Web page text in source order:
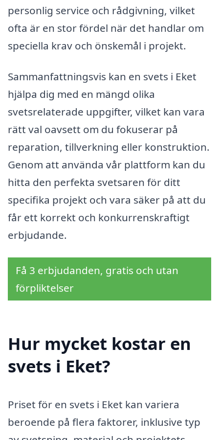
personlig service och rådgivning, vilket
ofta är en stor fördel när det handlar om
speciella krav och önskemål i projekt.
Sammanfattningsvis kan en svets i Eket
hjälpa dig med en mängd olika
svetsrelaterade uppgifter, vilket kan vara
rätt val oavsett om du fokuserar på
reparation, tillverkning eller konstruktion.
Genom att använda vår plattform kan du
hitta den perfekta svetsaren för ditt
specifika projekt och vara säker på att du
får ett korrekt och konkurrenskraftigt
erbjudande.
Få 3 erbjudanden, gratis och utan
förpliktelser
Hur mycket kostar en
svets i Eket?
Priset för en svets i Eket kan variera
beroende på flera faktorer, inklusive typ